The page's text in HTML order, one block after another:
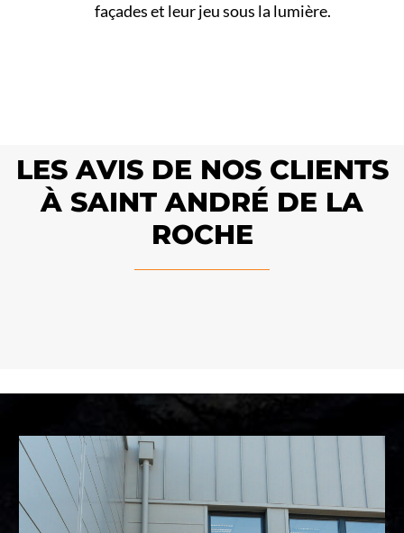
façades et leur jeu sous la lumière.
LES AVIS DE NOS CLIENTS
À SAINT ANDRÉ DE LA
ROCHE